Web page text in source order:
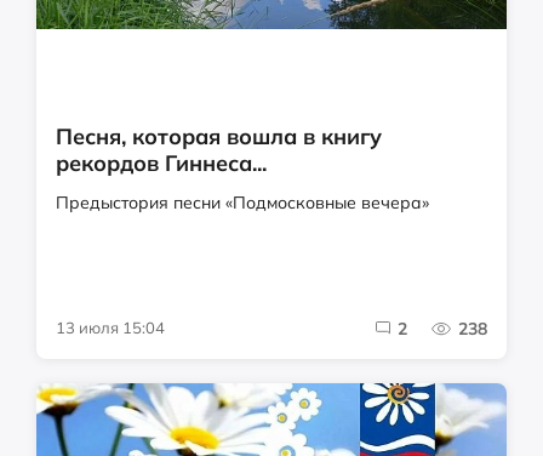
Песня, которая вошла в книгу
рекордов Гиннеса...
Предыстория песни «Подмосковные вечера»
13 июля 15:04 2 238